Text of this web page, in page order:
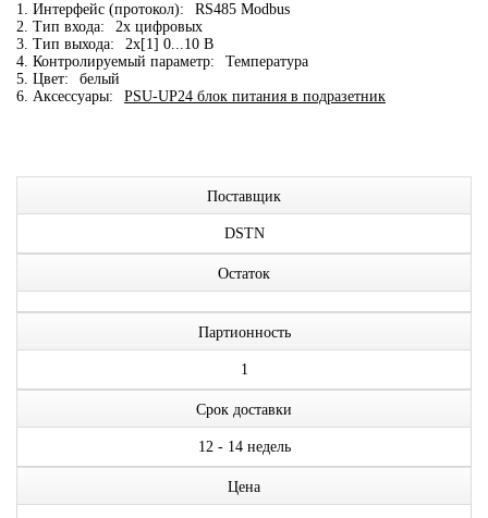
1. Интерфейс (протокол):
RS485 Modbus
2. Тип входа:
2x цифровых
3. Тип выхода:
2x[1] 0...10 В
4. Контролируемый параметр:
Температура
5. Цвет:
белый
6. Аксессуары:
PSU-UP24 блок питания в подразетник
Поставщик
DSTN
Остаток
Партионность
1
Срок доставки
12 - 14 недель
Цена